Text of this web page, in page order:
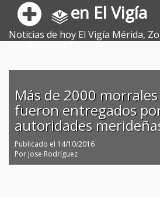
en El Vigía
Noticias de hoy El Vigía Mérida,
Sur del Lago.
Más de 2000
fueron entregados
autoridades
Publicado el 14/10/2016
Por Jose Rodríguez